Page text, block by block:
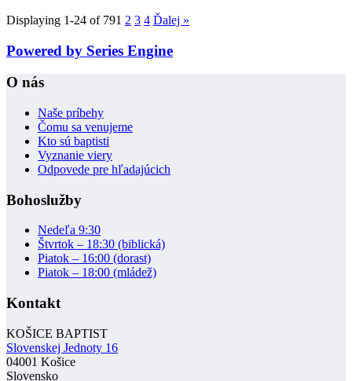
Displaying 1-24 of 791 2 3 4 Ďalej »
Powered by Series Engine
O nás
Naše príbehy
Čomu sa venujeme
Kto sú baptisti
Vyznanie viery
Odpovede pre hľadajúcich
Bohoslužby
Nedeľa 9:30
Štvrtok – 18:30 (biblická)
Piatok – 16:00 (dorast)
Piatok – 18:00 (mládež)
Kontakt
KOŠICE BAPTIST
Slovenskej Jednoty 16
04001 Košice
Slovensko